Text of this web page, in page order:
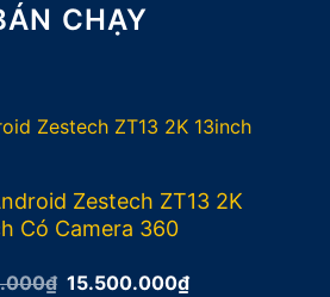
CHẠY
Zestech ZT13 2K
Có Camera 360
₫ Giá
15.500.000₫Giá